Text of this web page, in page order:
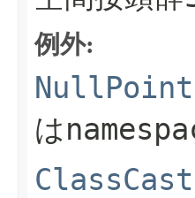
例外:
は